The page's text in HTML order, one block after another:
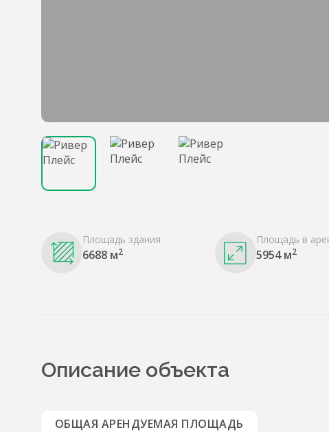
Площадь здания
6688 м2
Площадь в
5954 м2
Описание объекта
ОБЩАЯ АРЕНДУЕМАЯ ПЛОЩАДЬ